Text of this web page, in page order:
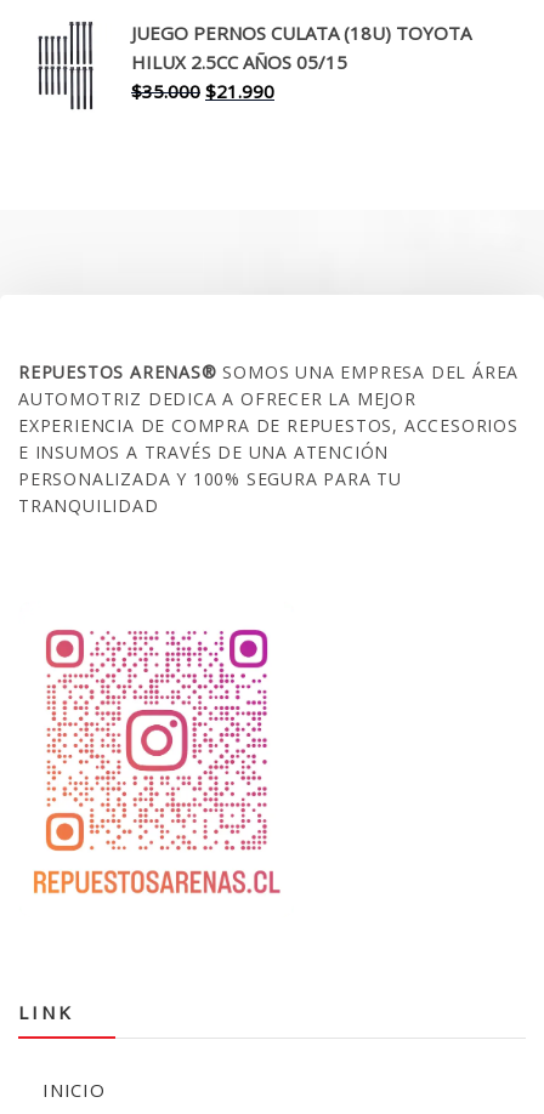
original
era:
$30.000.
actual
es:
$17.990.
JUEGO PERNOS CULATA (18U) TOYOTA
HILUX 2.5CC AÑOS 05/15
$35.000 El
$21.990El
REPUESTOS ARENAS®SOMOS UNA EMPRESA DEL ÁREA
AUTOMOTRIZ DEDICA A OFRECER LA MEJOR
EXPERIENCIA DE COMPRA DE REPUESTOS, ACCESORIOS
E INSUMOS A TRAVÉS DE UNA ATENCIÓN
PERSONALIZADA Y 100% SEGURA PARA TU
TRANQUILIDAD
LINK
INICIO